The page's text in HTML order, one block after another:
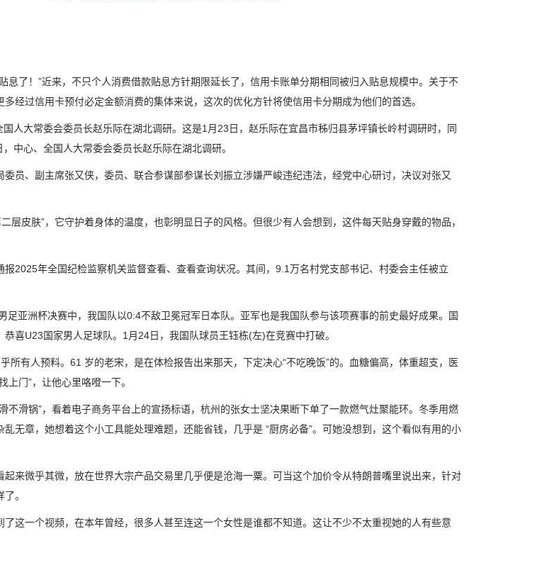
了！”近来，不只个人消费借款贴息方针期限延长了，信用卡账单分期相同被归入贴息规模中。关于不
经过信用卡预付必定金额消费的集体来说，这次的优化方针将使信用卡分期成为他们的首选。
大常委会委员长赵乐际在湖北调研。这是1月23日，赵乐际在宜昌市秭归县茅坪镇长岭村调研时，同
中心、全国人大常委会委员长赵乐际在湖北调研。
、副主席张又侠，委员、联合参谋部参谋长刘振立涉嫌严峻违纪违法，经党中心研讨，决议对张又
皮肤”，它守护着身体的温度，也彰明显日子的风格。但很少有人会想到，这件每天贴身穿戴的物品，
年全国纪检监察机关监督查看、查看查询状况。其间，9.1万名村党支部书记、村委会主任被立
亚洲杯决赛中，我国队以0:4不敌卫冕冠军日本队。亚军也是我国队参与该项赛事的前史最好成果。国
喜U23国家男人足球队。1月24日，我国队球员王钰栋(左)在竞赛中打破。
有人预料。61 岁的老宋，是在体检报告出来那天，下定决心“不吃晚饭”的。血糖偏高，体重超支，医
上门”，让他心里咯噔一下。
滑锅”，看着电子商务平台上的宣扬标语，杭州的张女士坚决果断下单了一款燃气灶聚能环。冬季用燃
无章，她想着这个小工具能处理难题，还能省钱，几乎是 “厨房必备”。可她没想到，这个看似有用的小
微乎其微，放在世界大宗产品交易里几乎便是沧海一粟。可当这个加价令从特朗普嘴里说出来，针对
。
一个视频，在本年曾经，很多人甚至连这一个女性是谁都不知道。这让不少不太重视她的人有些意